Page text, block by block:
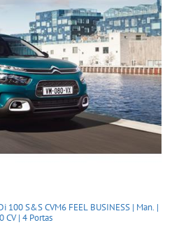
100 S&S CVM6 FEEL BUSINESS | Man. |
CV | 4 Portas